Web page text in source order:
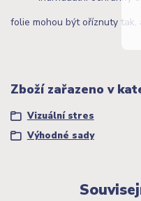
folie mohou být oříznuty tak,
Zboží zařazeno v
Vizuální stres
Výhodné sady